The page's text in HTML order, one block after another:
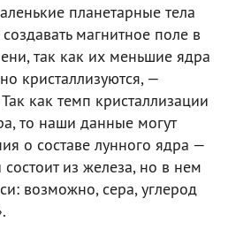
планетарные тела
магнитное поле в
так как их меньшие ядра
кристаллизуются, —
как темп кристаллизации
то наши данные могут
о составе лунного ядра —
из железа, но в нем
возможно, сера, углерод